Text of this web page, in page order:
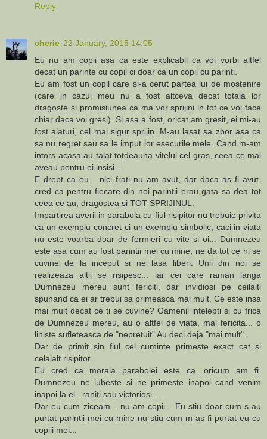
Reply
cherie 22 January, 2015 14:05
Eu nu am copii asa ca este explicabil ca voi vorbi altfel
decat un parinte cu copii ci doar ca un copil cu parinti.
Eu am fost un copil care si-a cerut partea lui de mostenire
(care in cazul meu nu a fost altceva decat totala lor
dragoste si promisiunea ca ma vor sprijini in tot ce voi face
chiar daca voi gresi). Si asa a fost, oricat am gresit, ei mi-au
fost alaturi, cel mai sigur sprijin. M-au lasat sa zbor asa ca
sa nu regret sau sa le imput lor esecurile mele. Cand m-am
intors acasa au taiat totdeauna vitelul cel gras, ceea ce mai
aveau pentru ei insisi...
E drept ca eu... nici frati nu am avut, dar daca as fi avut,
cred ca pentru fiecare din noi parintii erau gata sa dea tot
ceea ce au, dragostea si TOT SPRIJINUL.
Impartirea averii in parabola cu fiul risipitor nu trebuie privita
ca un exemplu concret ci un exemplu simbolic, caci in viata
nu este voarba doar de fermieri cu vite si oi... Dumnezeu
este asa cum au fost parintii mei cu mine, ne da tot ce ni se
cuvine de la inceput si ne lasa liberi. Unii din noi se
realizeaza altii se risipesc... iar cei care raman langa
Dumnezeu mereu sunt fericiti, dar invidiosi pe ceilalti
spunand ca ei ar trebui sa primeasca mai mult. Ce este insa
mai mult decat ce ti se cuvine? Oamenii intelepti si cu frica
de Dumnezeu mereu, au o altfel de viata, mai fericita... o
liniste sufleteasca de "nepretuit" Au deci deja "mai mult".
Dar de primit sin fiul cel cuminte primeste exact cat si
celalalt risipitor.
Eu cred ca morala parabolei este ca, oricum am fi,
Dumnezeu ne iubeste si ne primeste inapoi cand venim
inapoi la el , raniti sau victoriosi ....
Dar eu cum ziceam... nu am copii... Eu stiu doar cum s-au
purtat parintii mei cu mine nu stiu cum m-as fi purtat eu cu
copiii mei...